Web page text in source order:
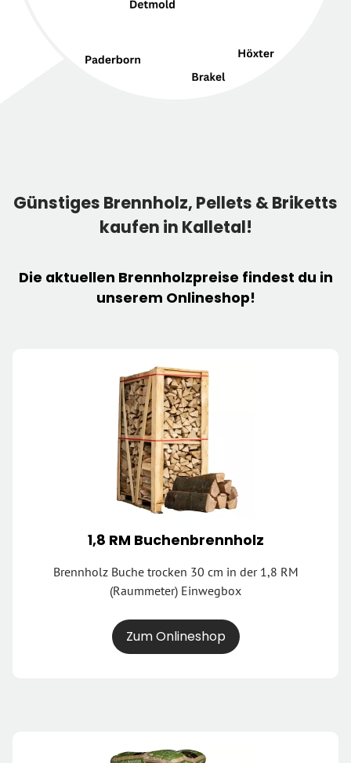
Günstiges Brennholz, Pellets & Briketts
kaufen in Kalletal!
Die aktuellen Brennholzpreise findest du in
unserem Onlineshop!
1,8 RM Buchenbrennholz
Brennholz Buche trocken 30 cm in der 1,8 RM
(Raummeter) Einwegbox
Zum Onlineshop